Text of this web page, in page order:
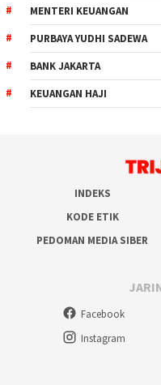
MENTERI KEUANGAN
PURBAYA YUDHI SADEWA
BANK JAKARTA
KEUANGAN HAJI
INDEKS
KODE ETIK
PEDOMAN MEDIA SIBER
Facebook
Instagram